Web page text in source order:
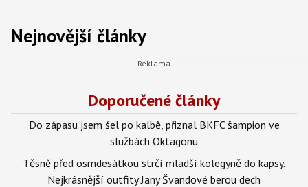
Nejnovější články
Doporučené články
Do zápasu jsem šel po kalbě, přiznal BKFC šampion ve
službách Oktagonu
Těsně před osmdesátkou strčí mladší kolegyně do kapsy.
Nejkrásnější outfity Jany Švandové berou dech